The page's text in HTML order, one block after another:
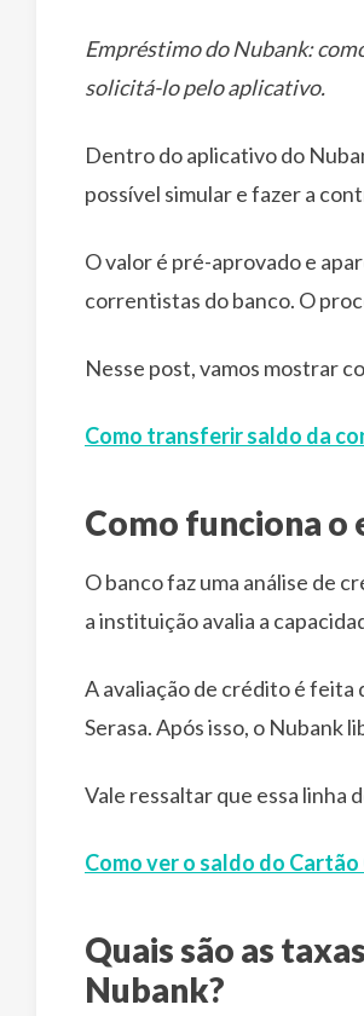
Empréstimo do Nubank:
solicitá-lo pelo aplicativo.
Dentro do aplicativo do
possível simular e fazer a
O valor é pré-aprovado e
correntistas do banco. O
Nesse post, vamos mostrar
Como transferir saldo da
Como funciona
O banco faz uma análise de
a instituição avalia a
A avaliação de crédito é feita
Serasa. Após isso, o Nubank
Vale ressaltar que essa linha
Como ver o saldo do
Quais são as
Nubank?